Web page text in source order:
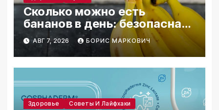
Сколько можно есть
бананов в день: безопасная
норма
АВГ 7, 2026 БОРИС МАРКОВИЧ
Здоровье Советы И Лайфхаки